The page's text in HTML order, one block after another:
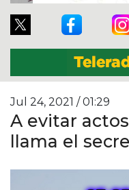
Jul 24, 2021 / 01:29
A evitar
llama el